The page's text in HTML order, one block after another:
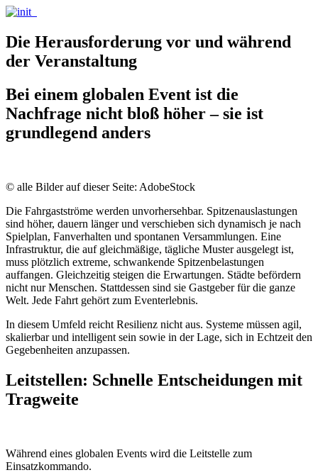
Die Herausforderung vor und während
der Veranstaltung
Bei einem globalen Event ist die
Nachfrage nicht bloß höher – sie ist
grundlegend anders
© alle Bilder auf dieser Seite: AdobeStock
Die Fahrgastströme werden unvorhersehbar. Spitzenauslastungen
sind höher, dauern länger und verschieben sich dynamisch je nach
Spielplan, Fanverhalten und spontanen Versammlungen. Eine
Infrastruktur, die auf gleichmäßige, tägliche Muster ausgelegt ist,
muss plötzlich extreme, schwankende Spitzenbelastungen
auffangen. Gleichzeitig steigen die Erwartungen. Städte befördern
nicht nur Menschen. Stattdessen sind sie Gastgeber für die ganze
Welt. Jede Fahrt gehört zum Eventerlebnis.
In diesem Umfeld reicht Resilienz nicht aus. Systeme müssen agil,
skalierbar und intelligent sein sowie in der Lage, sich in Echtzeit den
Gegebenheiten anzupassen.
Leitstellen: Schnelle Entscheidungen mit
Tragweite
Während eines globalen Events wird die Leitstelle zum
Einsatzkommando.